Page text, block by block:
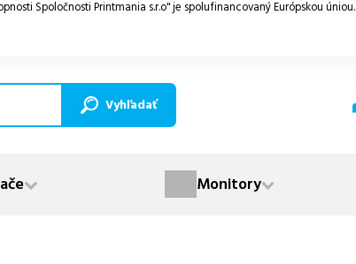
Spoločnosti Printmania s.r.o" je spolufinancovaný Európskou úniou.
Vyhľadať
Monitory